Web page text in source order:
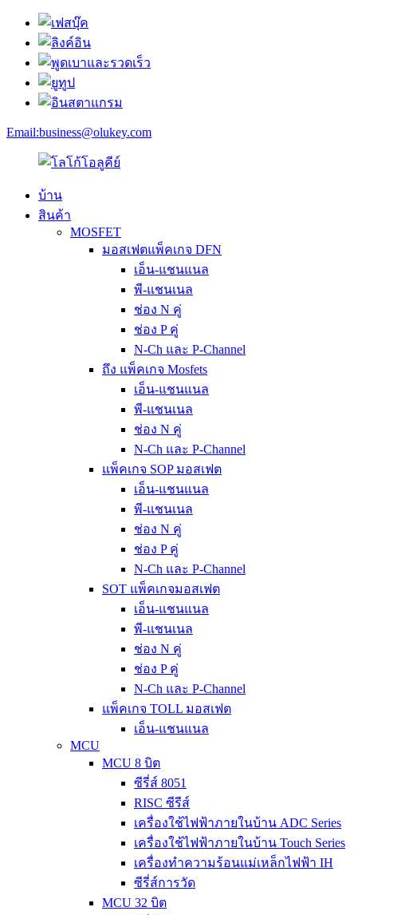
Email:business@olukey.com
บ้าน
สินค้า
MOSFET
มอสเฟตแพ็คเกจ DFN
เอ็น-แชนแนล
พี-แชนเนล
ช่อง N คู่
ช่อง P คู่
N-Ch และ P-Channel
ถึง แพ็คเกจ Mosfets
เอ็น-แชนแนล
พี-แชนเนล
ช่อง N คู่
N-Ch และ P-Channel
แพ็คเกจ SOP มอสเฟต
เอ็น-แชนแนล
พี-แชนเนล
ช่อง N คู่
ช่อง P คู่
N-Ch และ P-Channel
SOT แพ็คเกจมอสเฟต
เอ็น-แชนแนล
พี-แชนเนล
ช่อง N คู่
ช่อง P คู่
N-Ch และ P-Channel
แพ็คเกจ TOLL มอสเฟต
เอ็น-แชนแนล
MCU
MCU 8 บิต
ซีรี่ส์ 8051
RISC ซีรีส์
เครื่องใช้ไฟฟ้าภายในบ้าน ADC Series
เครื่องใช้ไฟฟ้าภายในบ้าน Touch Series
เครื่องทำความร้อนแม่เหล็กไฟฟ้า IH
ซีรี่ส์การวัด
MCU 32 บิต